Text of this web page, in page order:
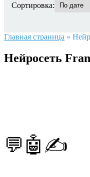
Сортировка:
Главная страница »
Нейросеть
💬🤖✍️